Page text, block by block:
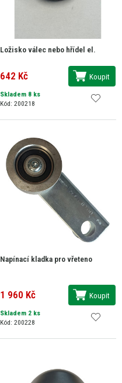
Ložisko válec nebo hřídel el.
642 Kč Koupit
Skladem 8 ks
Kód: 200218
Napínací kladka pro vřeteno
1 960 Kč Koupit
Skladem 2 ks
Kód: 200228